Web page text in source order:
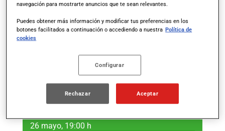
26 de mayo a las 10h
EPISODIO 1
26 mayo, 19:00 h
navegación para mostrarte anuncios que te sean relevantes.
Puedes obtener más información y modificar tus preferencias en los
botones facilitados a continuación o accediendo a nuestra Política de
cookies
Configurar
Rechazar Aceptar